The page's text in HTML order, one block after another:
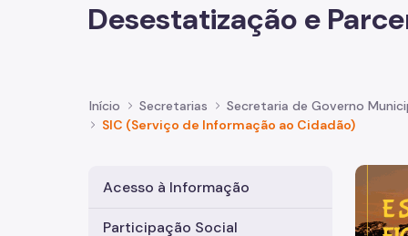
Desestatização e
Início Secretarias Secretaria de Governo
SIC (Serviço de Informação ao Cidadão)
Acesso à Informação
Participação Social